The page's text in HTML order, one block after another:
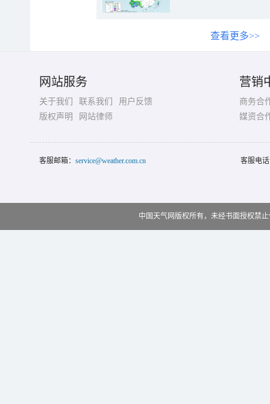
查看更多>>
网站服务
关于我们 联系我们
用户反馈
版权声明
网站律师
营销
商务合
媒资合
客服邮箱： service@weather.com.cn 客服电
中国天气网版权所有，未经书面授权